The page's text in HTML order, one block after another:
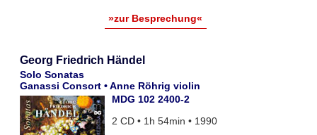
»zur Besprechung«
Georg Friedrich Händel
Solo Sonatas
Ganassi Consort • Anne Röhrig violin
MDG 102 2400-2
2 CD • 1h 54min • 1990